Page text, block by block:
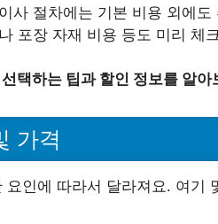
사 절차에는 기본 비용 외에
포장 자재 비용 등도 미리 체
택하는 팁과 할인 정보를 알아
가격
요인에 따라서 달라져요. 여기